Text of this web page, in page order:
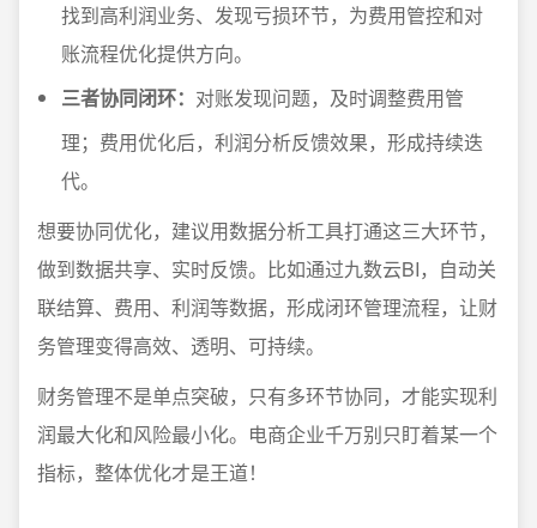
找到高利润业务、发现亏损环节，为费用管控和对
账流程优化提供方向。
三者协同闭环： 对账发现问题，及时调整费用管
理；费用优化后，利润分析反馈效果，形成持续迭
代。
想要协同优化，建议用数据分析工具打通这三大环节，
做到数据共享、实时反馈。比如通过九数云BI，自动关
联结算、费用、利润等数据，形成闭环管理流程，让财
务管理变得高效、透明、可持续。
财务管理不是单点突破，只有多环节协同，才能实现利
润最大化和风险最小化。电商企业千万别只盯着某一个
指标，整体优化才是王道！